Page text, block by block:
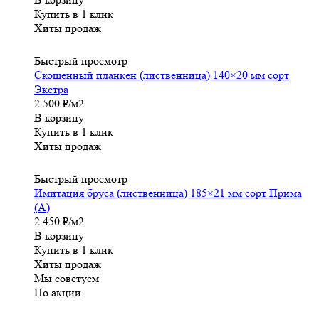
Купить в 1 клик
Хиты продаж
Быстрый просмотр
Скошенный планкен (лиственница) 140×20 мм сорт
Экстра
2 500 ₽/м2
В корзину
Купить в 1 клик
Хиты продаж
Быстрый просмотр
Имитация бруса (лиственница) 185×21 мм сорт Прима
(А)
2 450 ₽/м2
В корзину
Купить в 1 клик
Хиты продаж
Мы советуем
По акции